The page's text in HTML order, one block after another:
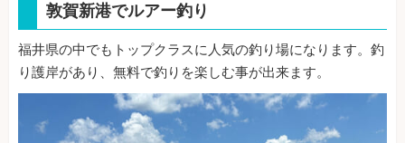
敦賀新港でルアー釣り
福井県の中でもトップクラスに人気の釣り場になります。釣
り護岸があり、無料で釣りを楽しむ事が出来ます。